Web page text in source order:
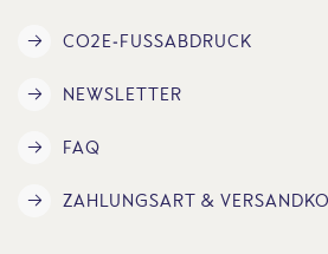
CO2E-FUSSABDRUCK
NEWSLETTER
FAQ
ZAHLUNGSART &